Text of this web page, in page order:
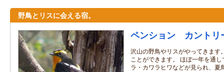
野鳥とリスに会える宿。
ペンション カントリ
沢山の野鳥やリスがやってきます
ことができます。 ほぼ一年を通
ラ・カワラヒワなどが見られ、夏